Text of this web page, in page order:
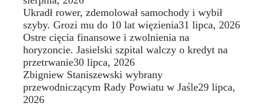
Ukradł rower, zdemolował samochody i wybił
szyby. Grozi mu do 10 lat więzienia31 lipca, 2026
Ostre cięcia finansowe i zwolnienia na
horyzoncie. Jasielski szpital walczy o kredyt na
przetrwanie30 lipca, 2026
Zbigniew Staniszewski wybrany
przewodniczącym Rady Powiatu w Jaśle29 lipca,
2026